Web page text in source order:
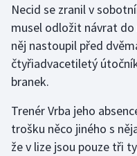
Gymnastika
Házená
Judo
Necid se zranil v
musel odložit návrat
něj nastoupil před
čtyřiadvacetiletý
branek.
Trenér Vrba jeho
trošku něco jiného s
že v lize jsou pouze tři